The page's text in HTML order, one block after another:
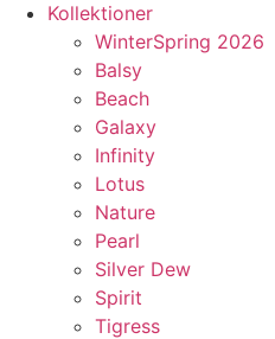
Kollektioner
WinterSpring 2026
Balsy
Beach
Galaxy
Infinity
Lotus
Nature
Pearl
Silver Dew
Spirit
Tigress